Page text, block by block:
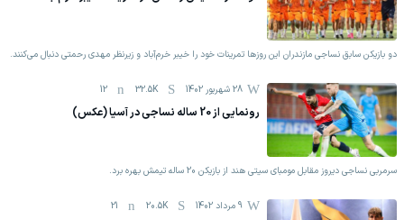
دو بازیکن سابق نساجی مازندران این روزها تمرینات خود را خیبر خرم‌آباد و زیرنظر مهدی رحمتی دنبال می‌کنند.
28 شهریور 1402 32.5K
12
رونمایی از 20 ساله نساجی در آسیا (عکس)
سرمربی نساجی دیروز مقابل مومبای سیتی هند از بازیکن 20 ساله تیمش بهره برد.
9 مرداد 1402 20.5K
21